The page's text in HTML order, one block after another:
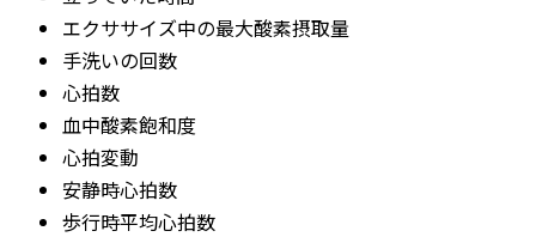
エクササイズ中の最大酸素摂取量
手洗いの回数
心拍数
血中酸素飽和度
心拍変動
安静時心拍数
歩行時平均心拍数